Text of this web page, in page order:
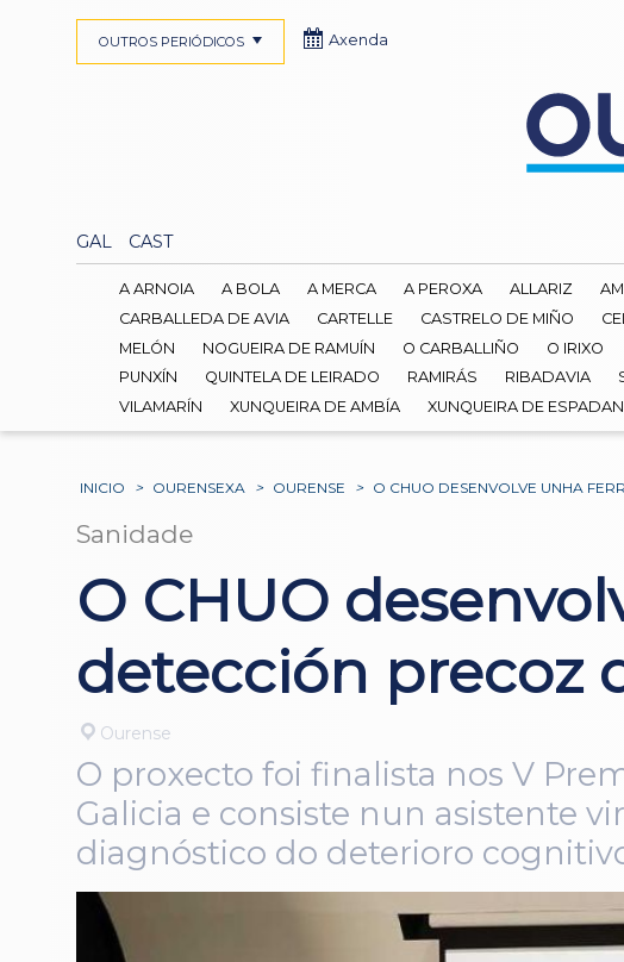
GAL CAST
OUTROS PERIÓDICOS Axenda
A ARNOIA A BOLA A MERCA A PEROXA ALLARIZ
CARBALLEDA DE AVIA
CARTELLE CASTRELO DE MIÑO
MELÓN
NOGUEIRA DE RAMUÍN O CARBALLIÑO O IRIXO
PUNXÍN
QUINTELA DE LEIRADO RAMIRÁS RIBADAVIA
VILAMARÍN
XUNQUEIRA DE AMBÍA XUNQUEIRA DE
INICIO > OURENSEXA > OURENSE > O CHUO DESENVOLVE UNHA
Sanidade
O CHUO
detección precoz
Ourense
O proxecto foi finalista nos V
Galicia e consiste nun asistente
diagnóstico do deterioro